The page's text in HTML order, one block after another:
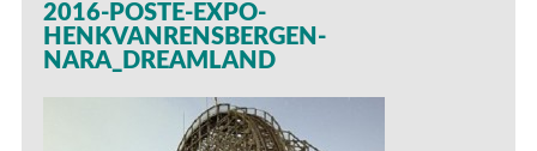
2016-POSTE-EXPO-
HENKVANRENSBERGEN-
NARA_DREAMLAND